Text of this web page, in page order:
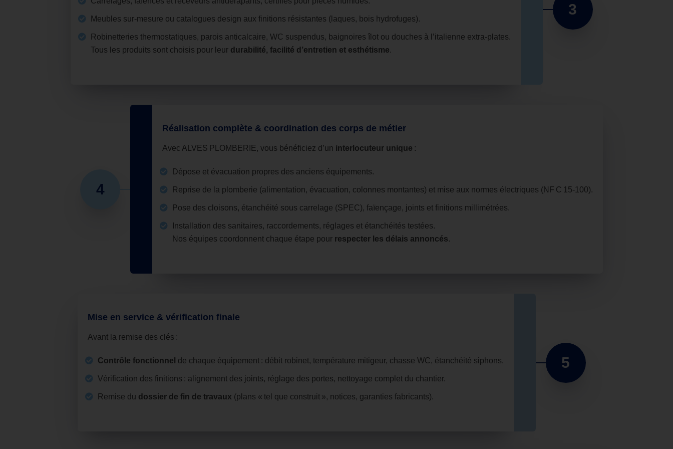
3
Meubles sur‑mesure ou catalogues design aux finitions résistantes (laques, bois hydrofuges).
Robinetteries thermostatiques, parois anticalcaire, WC suspendus, baignoires îlot ou douches à l’italienne extra‑plates.
Tous les produits sont choisis pour leur durabilité, facilité d’entretien et esthétisme.
4
Réalisation complète & coordination des corps de métier
Avec ALVES PLOMBERIE, vous bénéficiez d’un interlocuteur unique :
Dépose et évacuation propres des anciens équipements.
Reprise de la plomberie (alimentation, évacuation, colonnes montantes) et mise aux normes électriques (NF C 15‑100).
Pose des cloisons, étanchéité sous carrelage (SPEC), faïençage, joints et finitions millimétrées.
Installation des sanitaires, raccordements, réglages et étanchéités testées.
Nos équipes coordonnent chaque étape pour respecter les délais annoncés.
5
Mise en service & vérification finale
Avant la remise des clés :
Contrôle fonctionnel de chaque équipement : débit robinet, température mitigeur, chasse WC, étanchéité siphons.
Vérification des finitions : alignement des joints, réglage des portes, nettoyage complet du chantier.
Remise du dossier de fin de travaux (plans « tel que construit », notices, garanties fabricants).